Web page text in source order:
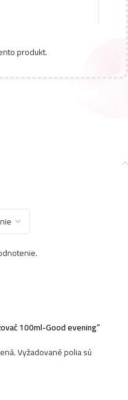
Premium- Green
Premium- Pastel
produkt.
100ml-Good evening”
Vyžadované polia sú